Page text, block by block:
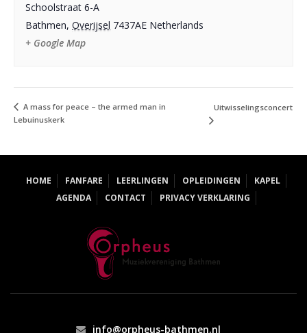
Schoolstraat 6-A
Bathmen, Overijsel 7437AE Netherlands
+ Google Map
A mass for peace – the armed man in
Lebuinuskerk
Uitwisselingsconcert
HOME FANFARE LEERLINGEN OPLEIDINGEN
KAPEL
AGENDA
CONTACT PRIVACY VERKLARING
info@orpheus-bathmen.nl